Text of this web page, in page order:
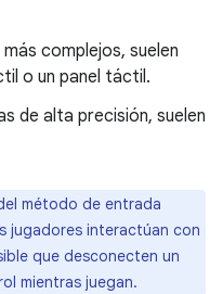
complejos, suelen
o un panel táctil.
de alta precisión, suelen
método de entrada
jugadores interactúan con
que desconecten un
mientras juegan.